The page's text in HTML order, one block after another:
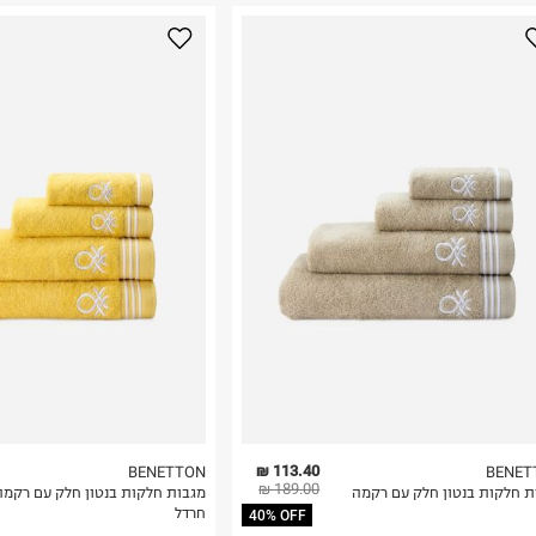
על גבי החבילה
בלבד. לא ניתן
BENETTON
מגבות חלקות בנטון חלק עם
חרדל
113.40 ₪
189.00 ₪
40% OFF
חלקות בנטון חלק עם רקמה